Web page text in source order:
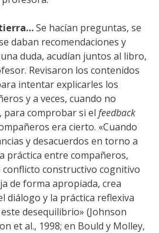
Se hacían preguntas, se
daban recomendaciones y
duda, acudían juntos al libro,
Revisaron los contenidos
intentar explicarles los
y a veces, cuando no
para comprobar si el feedback
era cierto. «Cuando
y desacuerdos en torno a
práctica entre compañeros,
constructivo cognitivo
de forma apropiada, crea
diálogo y la práctica reflexiva
desequilibrio» (Johnson
et al., 1998; en Bould y Molley,